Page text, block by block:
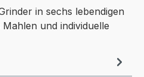
in sechs lebendigen
und individuelle